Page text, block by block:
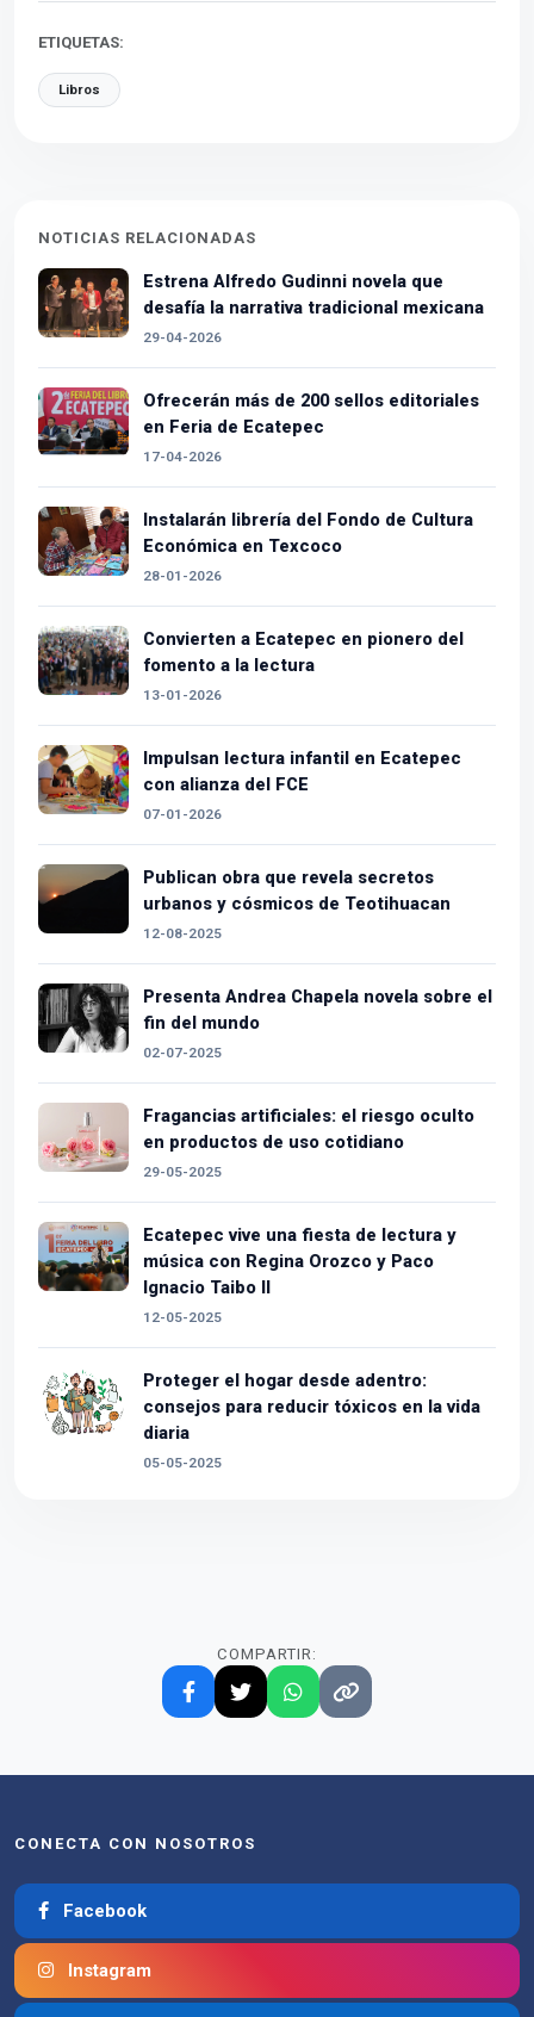
ETIQUETAS:
Libros
NOTICIAS RELACIONADAS
Estrena Alfredo Gudinni novela que
desafía la narrativa tradicional mexicana
29-04-2026
Ofrecerán más de 200 sellos editoriales
en Feria de Ecatepec
17-04-2026
Instalarán librería del Fondo de Cultura
Económica en Texcoco
28-01-2026
Convierten a Ecatepec en pionero del
fomento a la lectura
13-01-2026
Impulsan lectura infantil en Ecatepec
con alianza del FCE
07-01-2026
Publican obra que revela secretos
urbanos y cósmicos de Teotihuacan
12-08-2025
Presenta Andrea Chapela novela sobre el
fin del mundo
02-07-2025
Fragancias artificiales: el riesgo oculto
en productos de uso cotidiano
29-05-2025
Ecatepec vive una fiesta de lectura y
música con Regina Orozco y Paco
Ignacio Taibo II
12-05-2025
Proteger el hogar desde adentro:
consejos para reducir tóxicos en la vida
diaria
05-05-2025
COMPARTIR:
CONECTA CON NOSOTROS
Facebook
Instagram